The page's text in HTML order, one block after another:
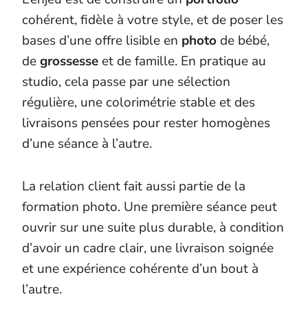
cohérent, fidèle à votre style, et de poser les
bases d’une offre lisible en photo de bébé,
degrossesse et de famille. En pratique au
studio, cela passe par une sélection
régulière, une colorimétrie stable et des
livraisons pensées pour rester homogènes
d’une séance à l’autre.
La relation client fait aussi partie de la
formation photo. Une première séance peut
ouvrir sur une suite plus durable, à condition
d’avoir un cadre clair, une livraison soignée
et une expérience cohérente d’un bout à
l’autre.